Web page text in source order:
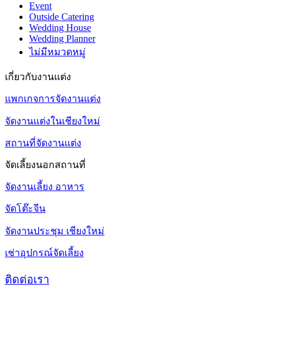
Event
Outside Catering
Wedding House
Wedding Planner
ไม่มีหมวดหมู่
เกี่ยวกับงานแต่ง
แพกเกจการจัดงานแต่ง
จัดงานแต่งในเชียงใหม่
สถานที่จัดงานแต่ง
จัดเลี้ยงนอกสถานที่
จัดงานเลี้ยง อาหาร
จัดโต๊ะจีน
จัดงานประชุม เชียงใหม่
เช่าอุปกรณ์จัดเลี้ยง
ติดต่อเรา